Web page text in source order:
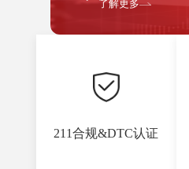
了解更多
211合规&DTC认证